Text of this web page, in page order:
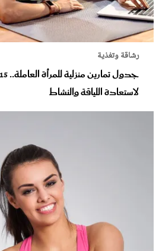
رشاقة وتغذية
لاستعادة اللياقة والنشاط